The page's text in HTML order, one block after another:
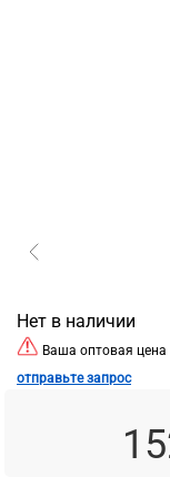
Нет в наличии
Ваша оптовая
отправьте запрос